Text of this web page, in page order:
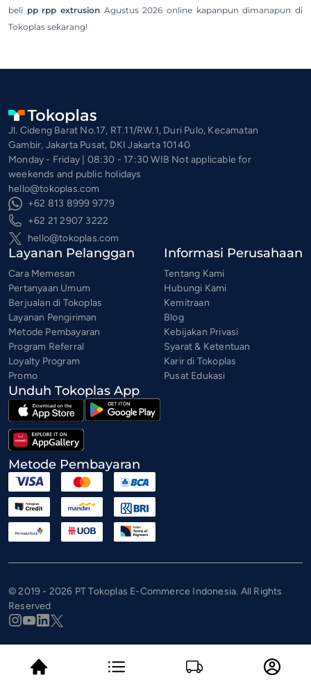
beli pp rpp extrusion Agustus 2026 online kapanpun dimanapun di
Tokoplas sekarang!
Jl. Cideng Barat No.17, RT.11/RW.1, Duri Pulo, Kecamatan
Gambir, Jakarta Pusat, DKI Jakarta 10140
Monday - Friday | 08:30 - 17:30 WIB Not applicable for
weekends and public holidays
hello@tokoplas.com
+62 813 8999 9779
+62 21 2907 3222
hello@tokoplas.com
Layanan Pelanggan
Cara Memesan
Pertanyaan Umum
Berjualan di Tokoplas
Layanan Pengiriman
Metode Pembayaran
Program Referral
Loyalty Program
Promo
Informasi Perusahaan
Tentang Kami
Hubungi Kami
Kemitraan
Blog
Kebijakan Privasi
Syarat & Ketentuan
Karir di Tokoplas
Pusat Edukasi
Unduh Tokoplas App
Metode Pembayaran
© 2019 - 2026 PT Tokoplas E-Commerce Indonesia. All Rights
Reserved